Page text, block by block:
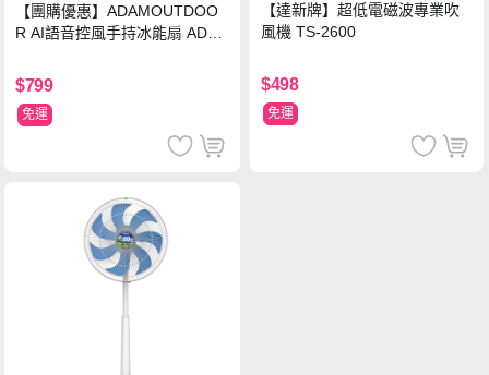
【團購優惠】ADAMOUTDOO
R AI語音控風手持冰能扇 ADFN
$799
免運
【達新牌】超低電磁波專業吹
風機 TS-2600
$498
免運